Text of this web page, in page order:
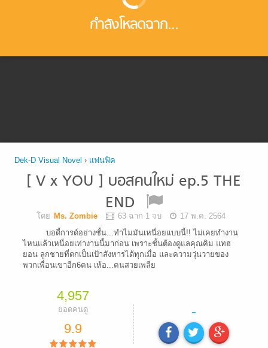
กำลังโหลดฉาก...
Dek-D Visual Novel › แฟนฟิค
[ V x YOU ] บอสคนใหม่ ep.5 THE
END
โดย Ms. Zombie 63 ฉาก 1 จบ
17 พ.ค. 2564
บอดี้การด์อย่างชั้น...ทำไมมันเหนื่อยแบบนี้!! ไม่เคยทำงาน
ไหนแล้วเหนื่อยเท่างานนี้มาก่อน เพราะชั้นต้องดูแลคุณคิม แทฮ
ยอน ลูกชายที่ตกเป็นเป้าสังหารได้ทุกเมื่อ และความวุ่นวายของ
พวกเพื่อนเขาอีก6คน เห้อ...คนสวยเพลีย
4,957
ยอดคนดู
9.9
-